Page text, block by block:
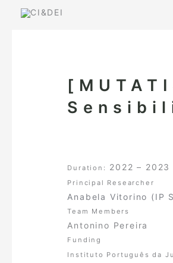
Skip
Duration: 2022 – 2023
Principal Researcher
Anabela Vitorino (IP
Team Members
Antonino Pereira
Funding
Instituto Português da